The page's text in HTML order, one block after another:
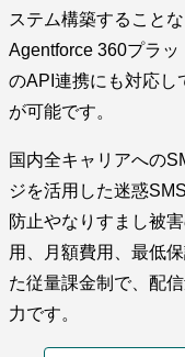
ステム構築すること
Agentforce 360プラ
のAPI連携にも対応し
が可能です。
国内全キャリアへの
ジを活用した迷惑
防止やなりすまし被
用、月額費用、最低
た従量課金制で、配
力です。